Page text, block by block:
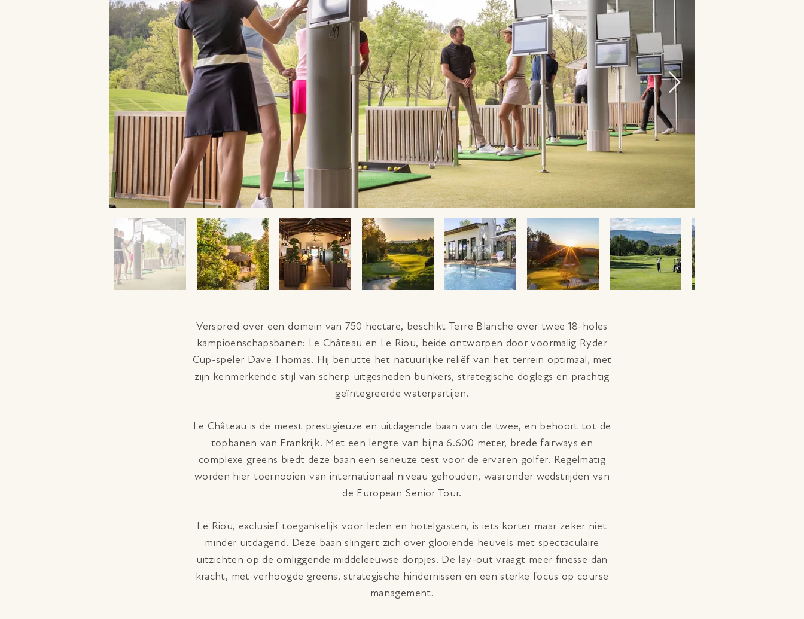
Verspreid over een domein van 750 hectare, beschikt Terre Blanche over twee 18-holes
kampioenschapsbanen: Le Château en Le Riou, beide ontworpen door voormalig Ryder
Cup-speler Dave Thomas. Hij benutte het natuurlijke reliëf van het terrein optimaal, met
zijn kenmerkende stijl van scherp uitgesneden bunkers, strategische doglegs en prachtig
geïntegreerde waterpartijen.
Le Château is de meest prestigieuze en uitdagende baan van de twee, en behoort tot de
topbanen van Frankrijk. Met een lengte van bijna 6.600 meter, brede fairways en
complexe greens biedt deze baan een serieuze test voor de ervaren golfer. Regelmatig
worden hier toernooien van internationaal niveau gehouden, waaronder wedstrijden van
de European Senior Tour.
Le Riou, exclusief toegankelijk voor leden en hotelgasten, is iets korter maar zeker niet
minder uitdagend. Deze baan slingert zich over glooiende heuvels met spectaculaire
uitzichten op de omliggende middeleeuwse dorpjes. De lay-out vraagt meer finesse dan
kracht, met verhoogde greens, strategische hindernissen en een sterke focus op course
management.